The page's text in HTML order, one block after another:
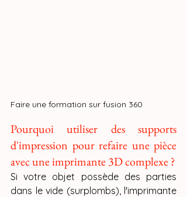
Faire une formation sur fusion 360
Pourquoi utiliser des supports
d'impression pour refaire une pièce
avec une imprimante 3D complexe ?
Si votre objet possède des parties
dans le vide (surplombs), l'imprimante